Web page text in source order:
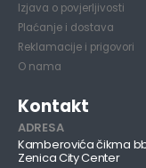
Izjava o povjerljivosti
Plaćanje i dostava
Reklamacije i prigovori
O nama
Kontakt
ADRESA
Kamberovića čikma
Zenica City Center